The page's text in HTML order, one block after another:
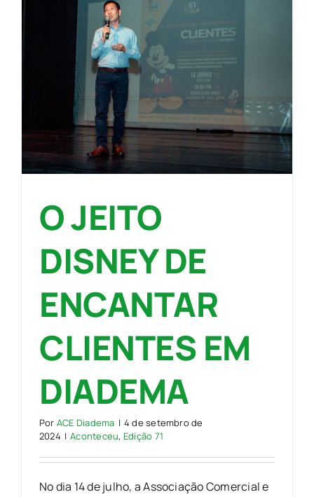
O JEITO
DISNEY DE
ENCANTAR
CLIENTES EM
DIADEMA
Por ACE Diadema | 4 de setembro de
2024 | Aconteceu, Edição 71
No dia 14 de julho, a Associação Comercial e